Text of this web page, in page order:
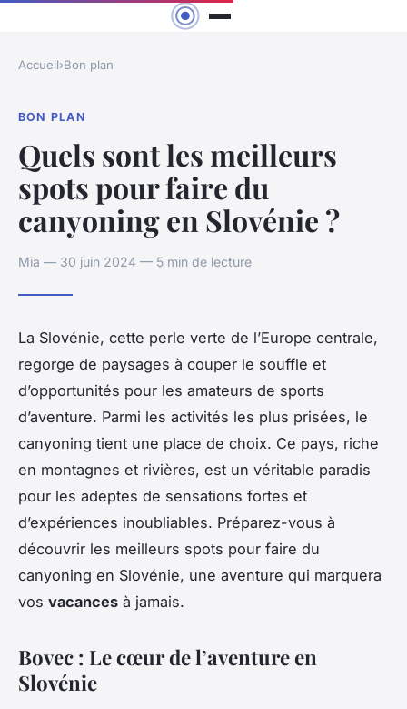
Accueil›Bon plan
BON PLAN
Quels sont les meilleurs
spots pour faire du
canyoning en Slovénie ?
Mia — 30 juin 2024 — 5 min de lecture
La Slovénie, cette perle verte de l’Europe centrale,
regorge de paysages à couper le souffle et
d’opportunités pour les amateurs de sports
d’aventure. Parmi les activités les plus prisées, le
canyoning tient une place de choix. Ce pays, riche
en montagnes et rivières, est un véritable paradis
pour les adeptes de sensations fortes et
d’expériences inoubliables. Préparez-vous à
découvrir les meilleurs spots pour faire du
canyoning en Slovénie, une aventure qui marquera
vos vacances à jamais.
Bovec : Le cœur de l’aventure en
Slovénie